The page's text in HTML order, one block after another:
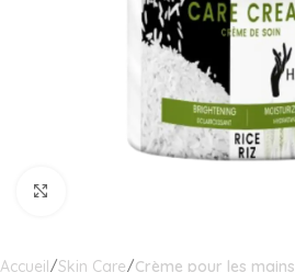
Accueil Skin Care Crème pour les mains